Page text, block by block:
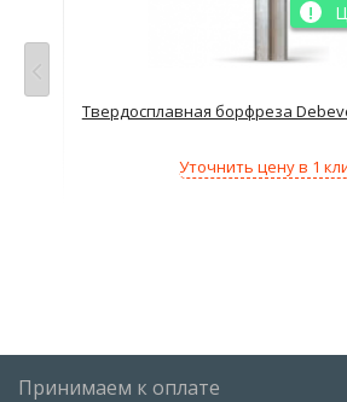
Твердосплавная борфреза
Уточнить цену в 1
Принимаем к оплате